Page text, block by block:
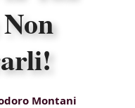
Montani